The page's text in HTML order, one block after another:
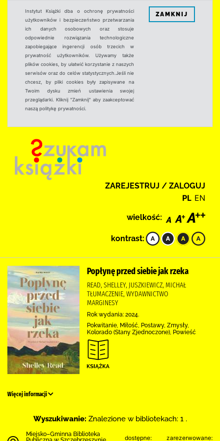
Instytut Książki dba o ochronę prywatności
użytkowników i bezpieczeństwo przetwarzania
ich danych osobowych oraz stosuje
odpowiednie rozwiązania technologiczne
zapobiegające ingerencji osób trzecich w
prywatność użytkowników. Używamy także
plików cookies, by ułatwić korzystanie z naszych
serwisów oraz do celów statystycznych.Jeśli nie
chcesz, by pliki cookies były zapisywane na
Twoim dysku zmień ustawienia swojej
przeglądarki. Kliknij "Zamknij" aby zaakceptować
naszą politykę prywatności.
ZAMKNIJ
ZAREJESTRUJ / ZALOGUJ
PL EN
wielkość:
kontrast:
Popłynę przed siebie jak rzeka
READ, SHELLEY, JUSZKIEWICZ, MICHAŁ
TŁUMACZENIE, WYDAWNICTWO
MARGINESY
Rok wydania: 2024.
Pokwitanie, Miłość, Postawy, Zmysły,
Kolorado (Stany Zjednoczone), Powieść
Więcej informacji
Wyszukiwanie: Znalezione w bibliotekach: 1 .
Miejsko–Gminna Biblioteka
dostępne: zarezerwowane: